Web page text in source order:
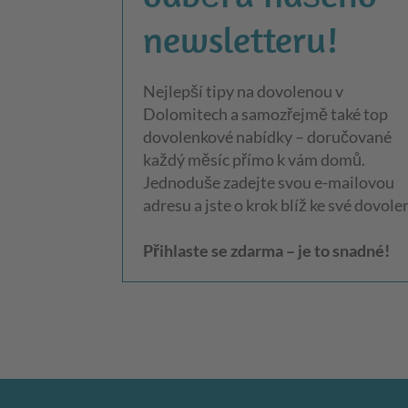
newsletteru!
Nejlepší tipy na dovolenou v
Dolomitech a samozřejmě také top
dovolenkové nabídky – doručované
každý měsíc přímo k vám domů.
Jednoduše zadejte svou e-mailovou
adresu a jste o krok blíž ke své
Přihlaste se zdarma – je to snadné!